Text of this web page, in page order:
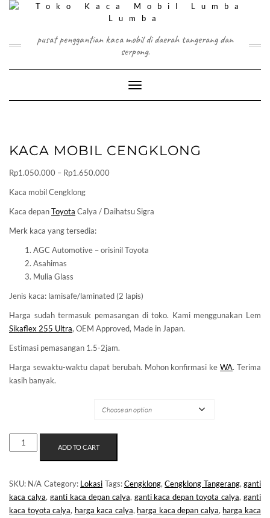
Skip
pusat penggantian kaca mobil di daerah tangerang dan
serpong.
Toggle Navigation
KACA MOBIL CENGKLONG
Rp1.050.000 – Rp1.650.000
through
Kaca mobil Cengklong
Kaca depanToyota Calya / Daihatsu Sigra
Merk kaca yang tersedia:
AGC Automotive – orisinil Toyota
Asahimas
Mulia Glass
Jenis kaca: lamisafe/laminated (2 lapis)
Harga sudah termasuk pemasangan di toko. Kami menggunakan Lem
Sikaflex 255 Ultra, OEM Approved, Made in Japan.
Estimasi pemasangan 1.5-2jam.
Harga sewaktu-waktu dapat berubah. Mohon konfirmasi keWA. Terima
kasih banyak.
KACA
MOBIL
QUANTITY
ADD TO CART
SKU: N/A Category: Lokasi Tags:Cengklong,Cengklong Tangerang, ganti
kaca calya, ganti kaca depan calya, ganti kaca depan toyota calya,ganti
kaca toyota calya, harga kaca calya, harga kaca depan calya, harga kaca